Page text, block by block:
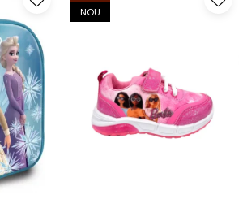
NOU